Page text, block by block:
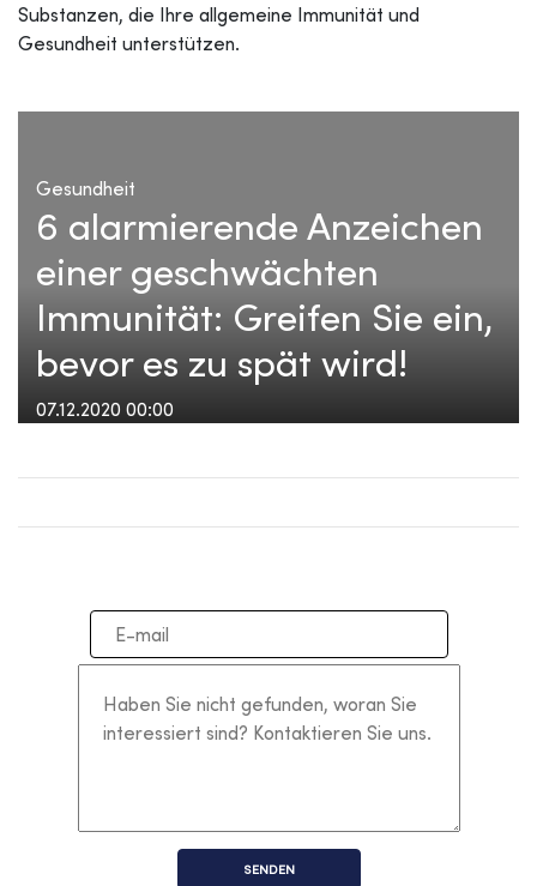
Substanzen, die Ihre allgemeine Immunität und
Gesundheit unterstützen.
Gesundheit
6 alarmierende Anzeichen
einer geschwächten
Immunität: Greifen Sie ein,
bevor es zu spät wird!
07.12.2020 00:00
SENDEN